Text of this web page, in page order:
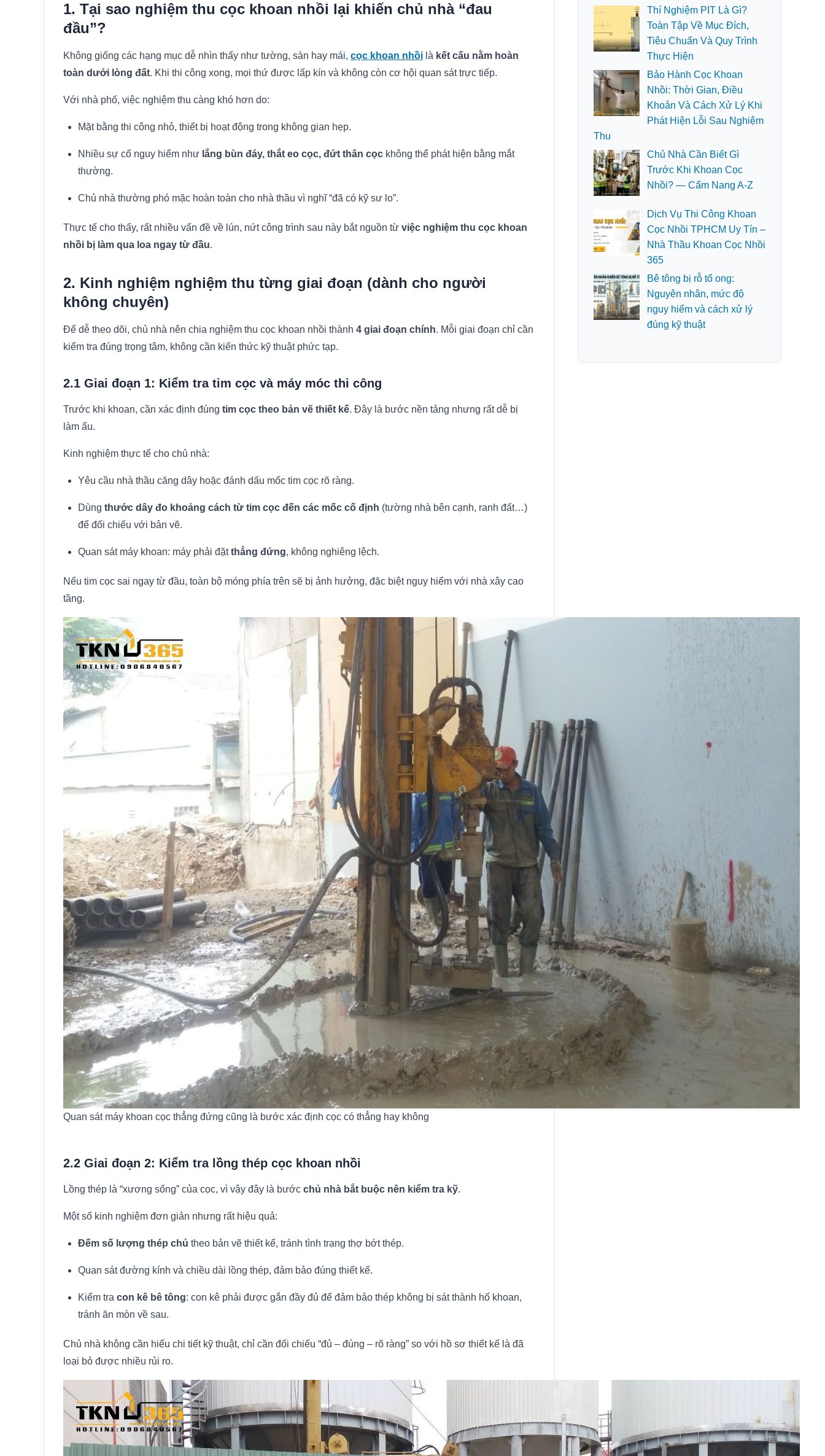
1. Tại sao nghiệm thu cọc khoan nhồi lại khiến chủ nhà “đau
đầu”?
Không giống các hạng mục dễ nhìn thấy như tường, sàn hay mái, cọc khoan nhồi là kết cấu nằm hoàn
toàn dưới lòng đất. Khi thi công xong, mọi thứ được lấp kín và không còn cơ hội quan sát trực tiếp.
Với nhà phố, việc nghiệm thu càng khó hơn do:
Mặt bằng thi công nhỏ, thiết bị hoạt động trong không gian hẹp.
Nhiều sự cố nguy hiểm như lắng bùn đáy, thắt eo cọc, đứt thân cọc không thể phát hiện bằng mắt
thường.
Chủ nhà thường phó mặc hoàn toàn cho nhà thầu vì nghĩ “đã có kỹ sư lo”.
Thực tế cho thấy, rất nhiều vấn đề về lún, nứt công trình sau này bắt nguồn từ việc nghiệm thu cọc khoan
nhồi bị làm qua loa ngay từ đầu.
2. Kinh nghiệm nghiệm thu từng giai đoạn (dành cho người
không chuyên)
Để dễ theo dõi, chủ nhà nên chia nghiệm thu cọc khoan nhồi thành 4 giai đoạn chính. Mỗi giai đoạn chỉ cần
kiểm tra đúng trọng tâm, không cần kiến thức kỹ thuật phức tạp.
2.1 Giai đoạn 1: Kiểm tra tim cọc và máy móc thi công
Trước khi khoan, cần xác định đúng tim cọc theo bản vẽ thiết kế. Đây là bước nền tảng nhưng rất dễ bị
làm ẩu.
Kinh nghiệm thực tế cho chủ nhà:
Yêu cầu nhà thầu căng dây hoặc đánh dấu mốc tim cọc rõ ràng.
Dùng thước dây đo khoảng cách từ tim cọc đến các mốc cố định (tường nhà bên cạnh, ranh đất…)
để đối chiếu với bản vẽ.
Quan sát máy khoan: máy phải đặtthẳng đứng, không nghiêng lệch.
Nếu tim cọc sai ngay từ đầu, toàn bộ móng phía trên sẽ bị ảnh hưởng, đặc biệt nguy hiểm với nhà xây cao
tầng.
Quan sát máy khoan cọc thẳng đứng cũng là bước xác định cọc có thẳng hay không
2.2 Giai đoạn 2: Kiểm tra lồng thép cọc khoan nhồi
Lồng thép là “xương sống” của cọc, vì vậy đây là bước chủ nhà bắt buộc nên kiểm tra kỹ.
Một số kinh nghiệm đơn giản nhưng rất hiệu quả:
Đếm số lượng thép chủ theo bản vẽ thiết kế, tránh tình trạng thợ bớt thép.
Quan sát đường kính và chiều dài lồng thép, đảm bảo đúng thiết kế.
Kiểm tra con kê bê tông: con kê phải được gắn đầy đủ để đảm bảo thép không bị sát thành hố khoan,
tránh ăn mòn về sau.
Chủ nhà không cần hiểu chi tiết kỹ thuật, chỉ cần đối chiếu “đủ – đúng – rõ ràng” so với hồ sơ thiết kế là đã
loại bỏ được nhiều rủi ro.
Thí Nghiệm PIT Là Gì?
Toàn Tập Về Mục Đích,
Tiêu Chuẩn Và Quy Trình
Thực Hiện
Bảo Hành Cọc Khoan
Nhồi: Thời Gian, Điều
Khoản Và Cách Xử Lý Khi
Phát Hiện Lỗi Sau Nghiệm
Thu
Chủ Nhà Cần Biết Gì
Trước Khi Khoan Cọc
Nhồi? — Cẩm Nang A-Z
Dịch Vụ Thi Công Khoan
Cọc Nhồi TPHCM Uy Tín –
Nhà Thầu Khoan Cọc Nhồi
365
Bê tông bị rỗ tổ ong:
Nguyên nhân, mức độ
nguy hiểm và cách xử lý
đúng kỹ thuật